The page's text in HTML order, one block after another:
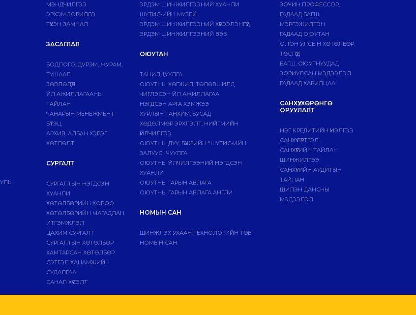
МЭНДЧИЛГЭЭ
ЭРХЭМ ЗОРИЛГО
ТҮҮХЭН ЗАМНАЛ
ЗАСАГЛАЛ
БОДЛОГО, ДVРЭМ, ЖУРАМ,
ТУШААЛ
ЗӨВЛӨЛҮҮД
ҮЙЛ АЖИЛЛАГААНЫ
ТАЙЛАН
ЧАНАРЫН МЕНЕЖМЕНТ
БҮТЭЦ
АРХИВ, АЛБАН ХЭРЭГ
ХӨТЛӨЛТ
СУРГАЛТ
СУРГАЛТЫН НЭГДСЭН
ХУАНЛИ
ХӨТӨЛБӨРИЙН ХОРОО
ХӨТӨЛБӨРИЙН МАГАДЛАН
ИТГЭМЖЛЭЛ
ЦАХИМ СУРГАЛТ
СУРГАЛТЫН ХӨТӨЛБӨР
ХАМТАРСАН ХӨТӨЛБӨР
СЭТГЭЛ ХАНАМЖИЙН
СУДАЛГАА
САНАЛ ХҮСЭЛТ
ЭРДЭМ ШИНЖИЛГЭЭНИЙ ХУАНЛИ
ШУТИС-ИЙН МУЗЕЙ
ЭРДЭМ ШИНЖИЛГЭЭНИЙ ХҮРЭЭЛЭНГҮҮД
ЭРДЭМ ШИНЖИЛГЭЭНИЙ ВЭБ
ОЮУТАН
ТАНИЛЦУУЛГА
ОЮУТНЫ ХӨГЖИЛ, ТӨЛӨВШИЛД
ЧИГЛЭСЭН ҮЙЛ АЖИЛЛАГАА
НЭГДСЭН АРГА ХЭМЖЭЭ
ХУРЛЫН ТАНХИМ, БУСАД
ХӨДӨЛМӨР ЭРХЛЭЛТ, НИЙГМИЙН
ҮЙЛЧИЛГЭЭ
ОЮУТНЫ ДУУ, БҮЖГИЙН "ШУТИС-ИЙН
ЗАЛУУС" ЧУУЛГА
ОЮУТНЫ ҮЙЛЧИЛГЭЭНИЙ НЭГДСЭН
ХУАНЛИ
ОЮУТНЫ ГАРЫН АВЛАГА
ОЮУТНЫ ГАРЫН АВЛАГА АНГЛИ
НОМЫН САН
ШИНЖЛЭХ УХААН ТЕХНОЛОГИЙН ТӨВ
НОМЫН САН
ЗОЧИН ПРОФЕССОР,
ГАДААД БАГШ,
МЭРГЭЖИЛТЭН
ГАДААД ОЮУТАН
ОЛОН УЛСЫН ХӨТӨЛБӨР,
ТӨСЛҮҮД
БАГШ, ОЮУТНУУДАД
ЗОРИУЛСАН МЭДЭЭЛЭЛ
ГАДААД ХАРИЛЦАА
САНХҮҮ, ХӨРӨНГӨ
ОРУУЛАЛТ
НЭГ КРЕДИТИЙН ҮНЭЛГЭЭ
САНХҮҮ БҮРТГЭЛ
САНХҮҮГИЙН ТАЙЛАН
ШИНЖИЛГЭЭ
САНХҮҮГИЙН АУДИТЫН
ТАЙЛАН
ШИЛЭН ДАНСНЫ
МЭДЭЭЛЭЛ